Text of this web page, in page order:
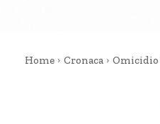
Home Cronaca Omicidio